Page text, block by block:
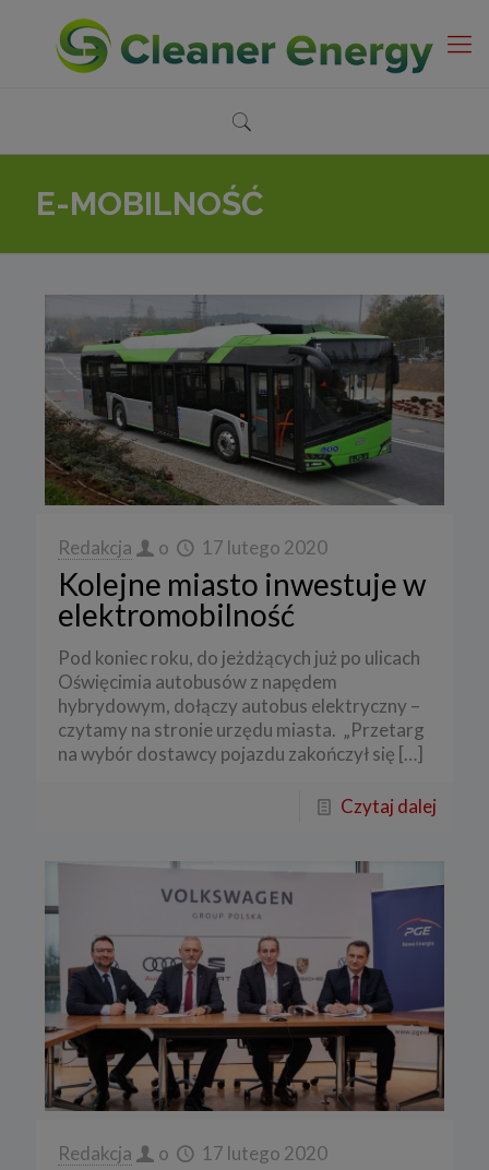
E-MOBILNOŚĆ
Redakcja o 17 lutego 2020
Kolejne miasto inwestuje w
elektromobilność
Pod koniec roku, do jeżdżących już po ulicach
Oświęcimia autobusów z napędem
hybrydowym, dołączy autobus elektryczny –
czytamy na stronie urzędu miasta. „Przetarg
na wybór dostawcy pojazdu zakończył się […]
Czytaj dalej
Redakcja o 17 lutego 2020